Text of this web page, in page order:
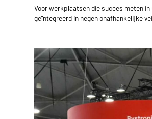
Voor werkplaatsen die succes meten
geïntegreerd in negen onafhankelijke